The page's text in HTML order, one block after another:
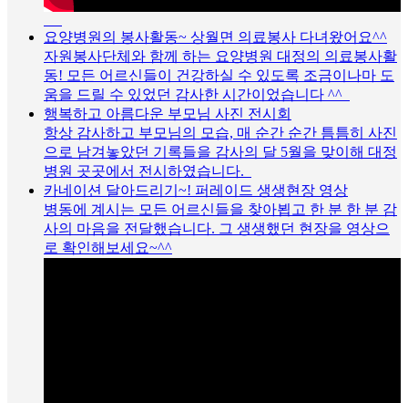
요양병원의 봉사활동~ 상월면 의료봉사 다녀왔어요^^
자원봉사단체와 함께 하는 요양병원 대정의 의료봉사활
동! 모든 어르신들이 건강하실 수 있도록 조금이나마 도
움을 드릴 수 있었던 감사한 시간이었습니다 ^^
행복하고 아름다운 부모님 사진 전시회
항상 감사하고 부모님의 모습, 매 순간 순간 틈틈히 사진
으로 남겨놓았던 기록들을 감사의 달 5월을 맞이해 대정
병원 곳곳에서 전시하였습니다.
카네이션 달아드리기~! 퍼레이드 생생현장 영상
병동에 계시는 모든 어르신들을 찾아뵙고 한 분 한 분 감
사의 마음을 전달했습니다. 그 생생했던 현장을 영상으
로 확인해보세요~^^